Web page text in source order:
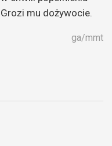
mu dożywocie.
ga/mmt